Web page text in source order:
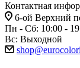
Контактная
6-ой Верхний
Пн - Сб: 10:00 -
Вс: Выходной